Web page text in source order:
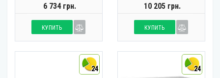
6 734 грн.
КУПИТЬ
10 205 грн.
КУПИТЬ
24 24